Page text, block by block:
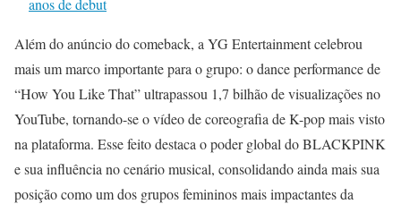
anos de debut
Além do anúncio do comeback, a YG Entertainment celebrou
mais um marco importante para o grupo: o dance performance de
“How You Like That” ultrapassou 1,7 bilhão de visualizações no
YouTube, tornando-se o vídeo de coreografia de K-pop mais visto
na plataforma. Esse feito destaca o poder global do BLACKPINK
e sua influência no cenário musical, consolidando ainda mais sua
posição como um dos grupos femininos mais impactantes da